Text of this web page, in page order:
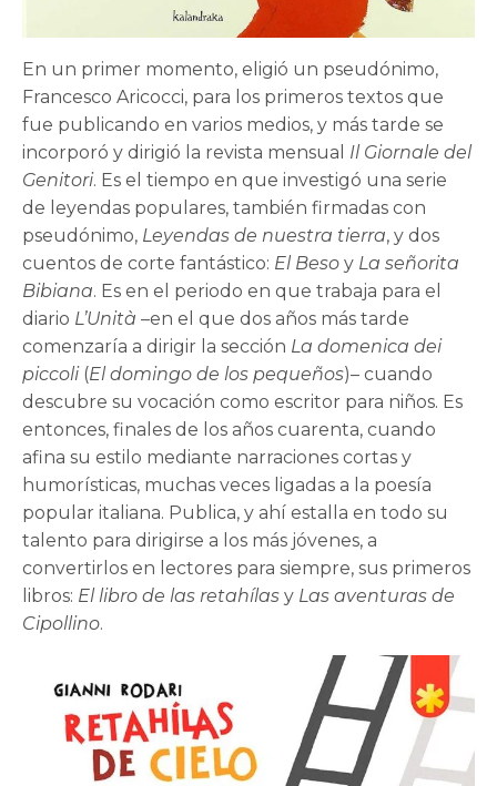
En un primer momento, eligió un pseudónimo,
Francesco Aricocci, para los primeros textos que
fue publicando en varios medios, y más tarde se
incorporó y dirigió la revista mensual Il Giornale del
Genitori. Es el tiempo en que investigó una serie
de leyendas populares, también firmadas con
pseudónimo, Leyendas de nuestra tierra, y dos
cuentos de corte fantástico: El Beso y La señorita
Bibiana. Es en el periodo en que trabaja para el
diario L’Unità –en el que dos años más tarde
comenzaría a dirigir la sección La domenica dei
piccoli(El domingo de los pequeños)– cuando
descubre su vocación como escritor para niños. Es
entonces, finales de los años cuarenta, cuando
afina su estilo mediante narraciones cortas y
humorísticas, muchas veces ligadas a la poesía
popular italiana. Publica, y ahí estalla en todo su
talento para dirigirse a los más jóvenes, a
convertirlos en lectores para siempre, sus primeros
libros: El libro de las retahílas y Las aventuras de
Cipollino.